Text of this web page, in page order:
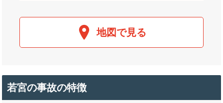
地図で見る
若宮の事故の特徴